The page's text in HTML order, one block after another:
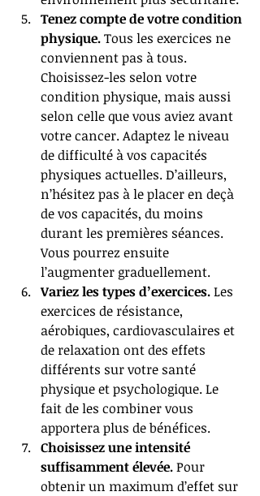
Tenez compte de votre condition
physique. Tous les exercices ne
conviennent pas à tous.
Choisissez-les selon votre
condition physique, mais aussi
selon celle que vous aviez avant
votre cancer. Adaptez le niveau
de difficulté à vos capacités
physiques actuelles. D’ailleurs,
n’hésitez pas à le placer en deçà
de vos capacités, du moins
durant les premières séances.
Vous pourrez ensuite
l’augmenter graduellement.
Variez les types d’exercices. Les
exercices de résistance,
aérobiques, cardiovasculaires et
de relaxation ont des effets
différents sur votre santé
physique et psychologique. Le
fait de les combiner vous
apportera plus de bénéfices.
Choisissez une intensité
suffisamment élevée. Pour
obtenir un maximum d’effet sur